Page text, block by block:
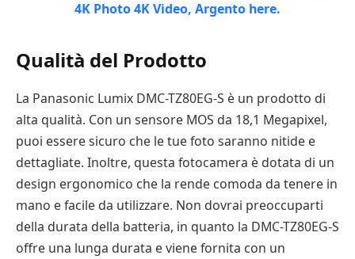
Qualità del Prodotto
La Panasonic Lumix DMC-TZ80EG-S è un prodotto di
alta qualità. Con un sensore MOS da 18,1 Megapixel,
puoi essere sicuro che le tue foto saranno nitide e
dettagliate. Inoltre, questa fotocamera è dotata di un
design ergonomico che la rende comoda da tenere in
mano e facile da utilizzare. Non dovrai preoccuparti
della durata della batteria, in quanto la DMC-TZ80EG-S
offre una lunga durata e viene fornita con un